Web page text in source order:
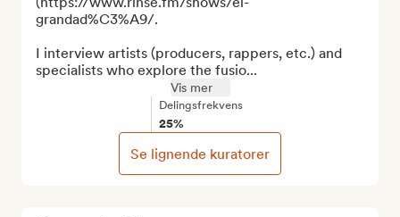
grandad%C3%A9/.
I interview artists (producers, rappers, etc.) and
specialists who explore the fusio...
Vis mer
Delingsfrekvens
25%
Se lignende kuratorer